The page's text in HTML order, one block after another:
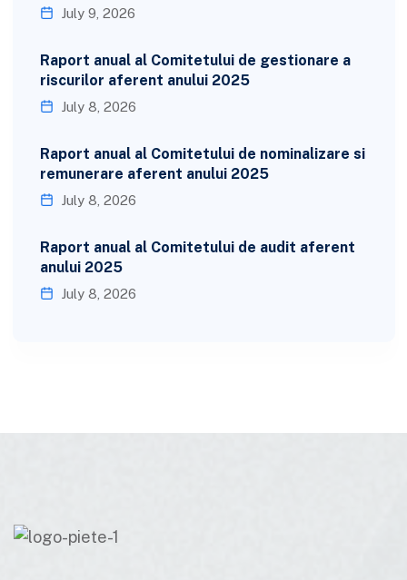
July 9, 2026
Raport anual al Comitetului de gestionare a
riscurilor aferent anului 2025
July 8, 2026
Raport anual al Comitetului de nominalizare si
remunerare aferent anului 2025
July 8, 2026
Raport anual al Comitetului de audit aferent
anului 2025
July 8, 2026